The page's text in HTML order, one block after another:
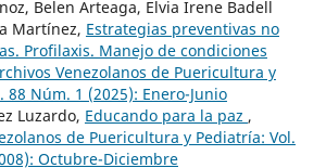
Belen Arteaga, Elvia Irene Badell
Martínez, Estrategias preventivas no
Profilaxis. Manejo de condiciones
Venezolanos de Puericultura y
88 Núm. 1 (2025): Enero-Junio
Luzardo, Educando para la paz ,
de Puericultura y Pediatría: Vol.
Octubre-Diciembre